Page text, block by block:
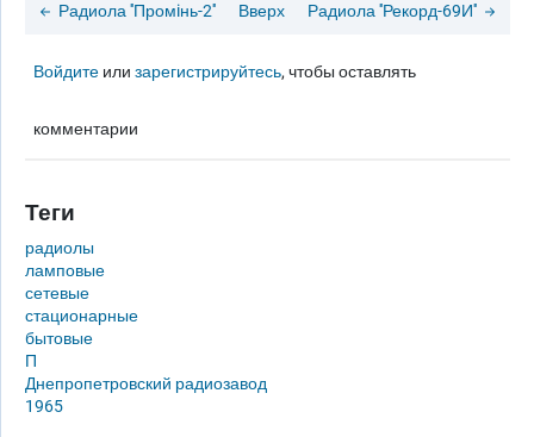
Радиола ''Промiнь-2'' Вверх Радиола ''Рекорд-69И''
Войдите илизарегистрируйтесь, чтобы оставлять
комментарии
Теги
радиолы
ламповые
сетевые
стационарные
бытовые
П
Днепропетровский радиозавод
1965